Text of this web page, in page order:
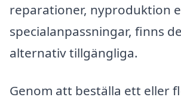
reparationer, nyproduktion
specialanpassningar, finns
alternativ tillgängliga.
Genom att beställa ett eller